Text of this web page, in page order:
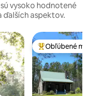
vysoko hodnotené
ďalších aspektov.
Najobľúbenejšie
Obľúbené